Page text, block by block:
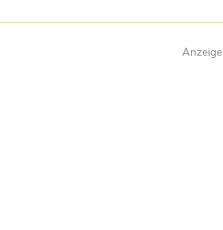
Anzeige